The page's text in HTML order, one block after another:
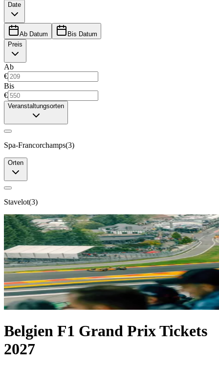
Date
Ab Datum
Bis Datum
Preis
Ab
€
Bis
€
Veranstaltungsorten
Spa-Francorchamps(3)
Orten
Stavelot(3)
Belgien F1 Grand Prix Tickets
2027